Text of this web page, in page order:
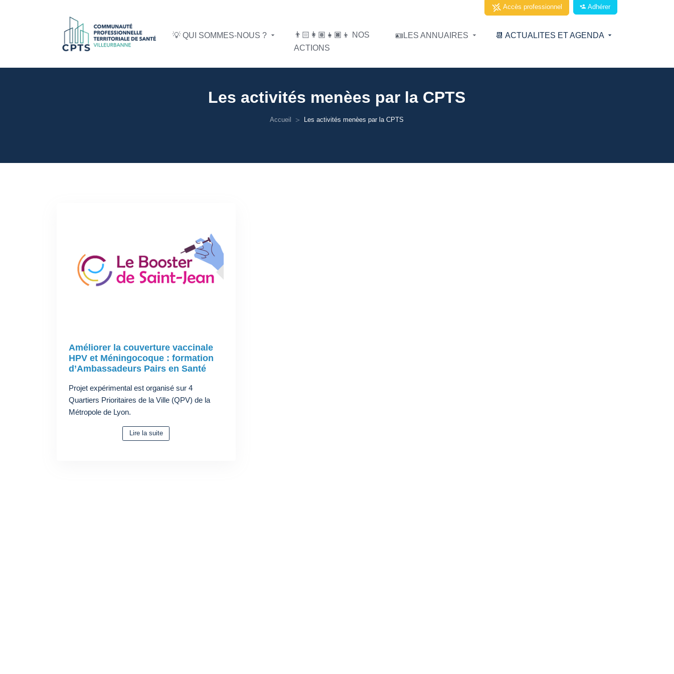
Accès professionnel Adhérer
💡 QUI SOMMES-NOUS ?
👨🏻‍👩🏽‍👧🏿‍👦 NOS
ACTIONS
🪪LES ANNUAIRES 📆 ACTUALITES ET AGENDA
Les activités menèes par la CPTS
Accueil Les activités menèes par la CPTS
Améliorer la couverture vaccinale
HPV et Méningocoque : formation
d’Ambassadeurs Pairs en Santé
Projet expérimental est organisé sur 4
Quartiers Prioritaires de la Ville (QPV) de la
Métropole de Lyon.
Lire la suite